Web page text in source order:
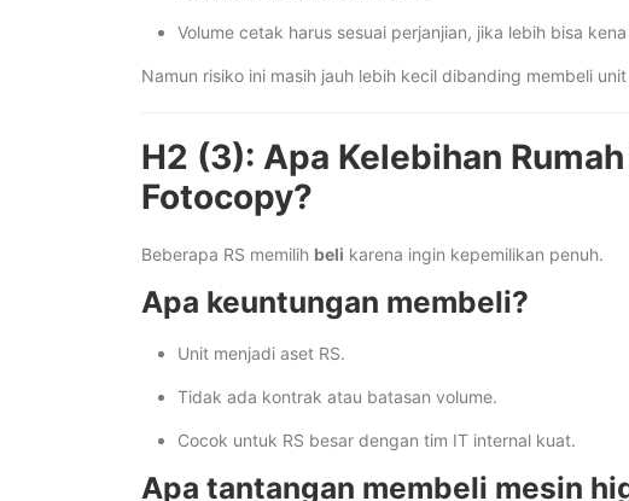
Volume cetak harus sesuai perjanjian, jika lebih bisa
Namun risiko ini masih jauh lebih kecil dibanding membeli
H2 (3): Apa Kelebihan
Fotocopy?
Beberapa RS memilih beli karena ingin kepemilikan penuh.
Apa keuntungan membeli?
Unit menjadi aset RS.
Tidak ada kontrak atau batasan volume.
Cocok untuk RS besar dengan tim IT internal kuat.
Apa tantangan membeli mesin